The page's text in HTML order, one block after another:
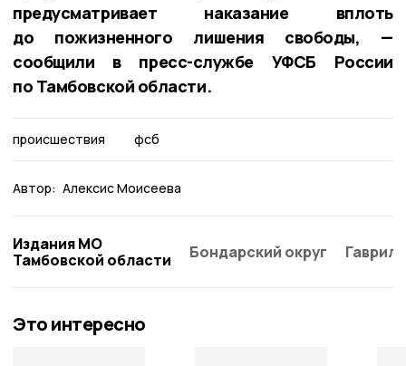
предусматривает наказание вплоть
до пожизненного лишения свободы, —
сообщили в пресс-службе УФСБ России
по Тамбовской области.
происшествия фсб
Автор: Алексис Моисеева
Издания МО
Тамбовской области
Бондарский округ
Это интересно